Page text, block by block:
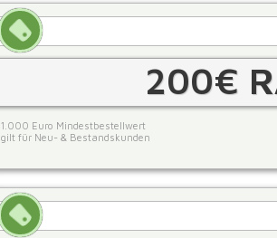
200€
1.000 Euro Mindestbestellwert
gilt für Neu- & Bestandskunden